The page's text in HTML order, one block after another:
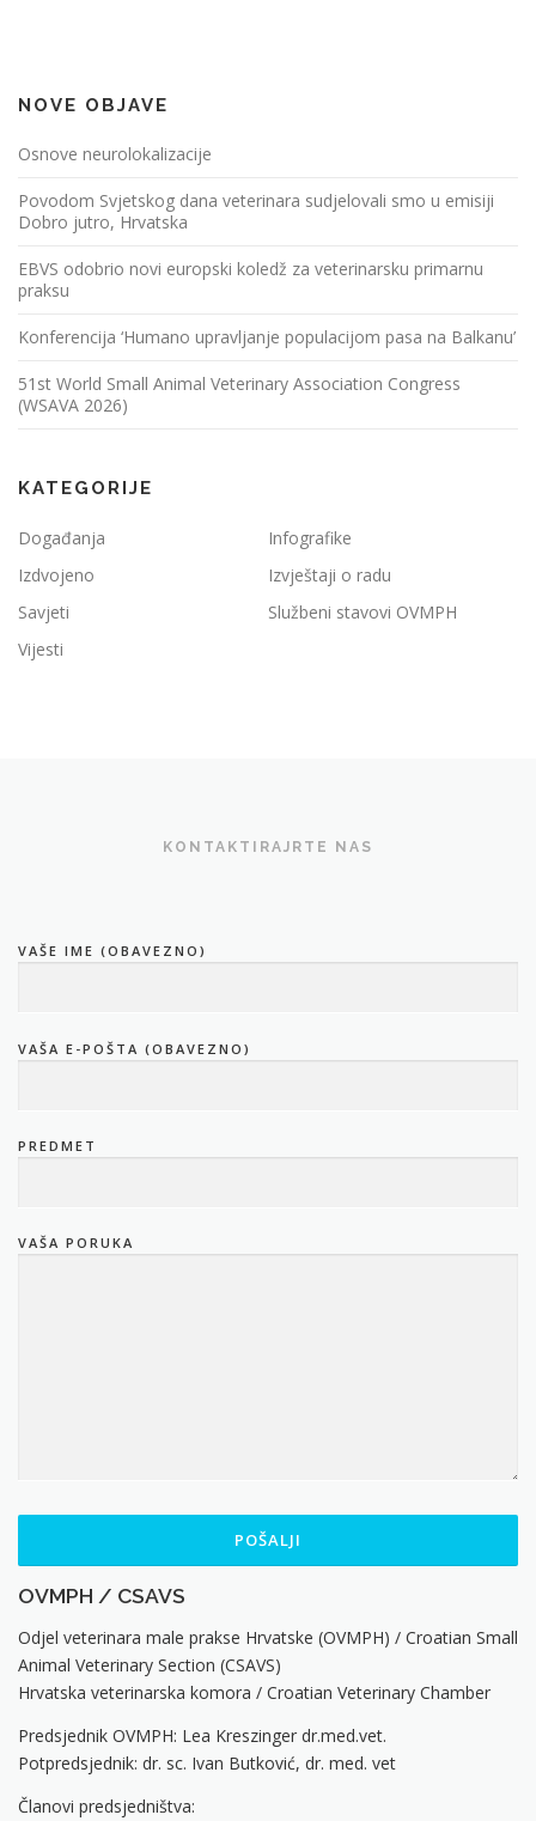
NOVE OBJAVE
Osnove neurolokalizacije
Povodom Svjetskog dana veterinara sudjelovali smo u emisiji
Dobro jutro, Hrvatska
EBVS odobrio novi europski koledž za veterinarsku primarnu
praksu
Konferencija ‘Humano upravljanje populacijom pasa na Balkanu’
51st World Small Animal Veterinary Association Congress
(WSAVA 2026)
KATEGORIJE
Događanja
Infografike
Izdvojeno
Izvještaji o radu
Savjeti
Službeni stavovi OVMPH
Vijesti
KONTAKTIRAJRTE NAS
VAŠE IME (OBAVEZNO)
VAŠA E-POŠTA (OBAVEZNO)
PREDMET
VAŠA PORUKA
OVMPH / CSAVS
Odjel veterinara male prakse Hrvatske (OVMPH) / Croatian Small
Animal Veterinary Section (CSAVS)
Hrvatska veterinarska komora / Croatian Veterinary Chamber
Predsjednik OVMPH: Lea Kreszinger dr.med.vet.
Potpredsjednik: dr. sc. Ivan Butković, dr. med. vet
Članovi predsjedništva: